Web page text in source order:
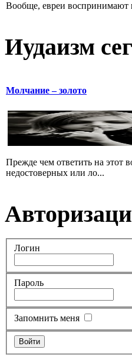
Вообще, евреи воспринимают
Иудаизм
Молчание – золото
Прежде чем ответить на этот
недостоверных или ло...
Логин
Пароль
Запомнить меня